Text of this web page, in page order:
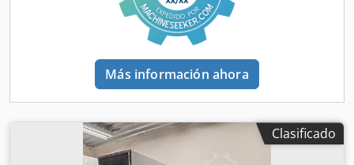
Más información ahora
Clasificado